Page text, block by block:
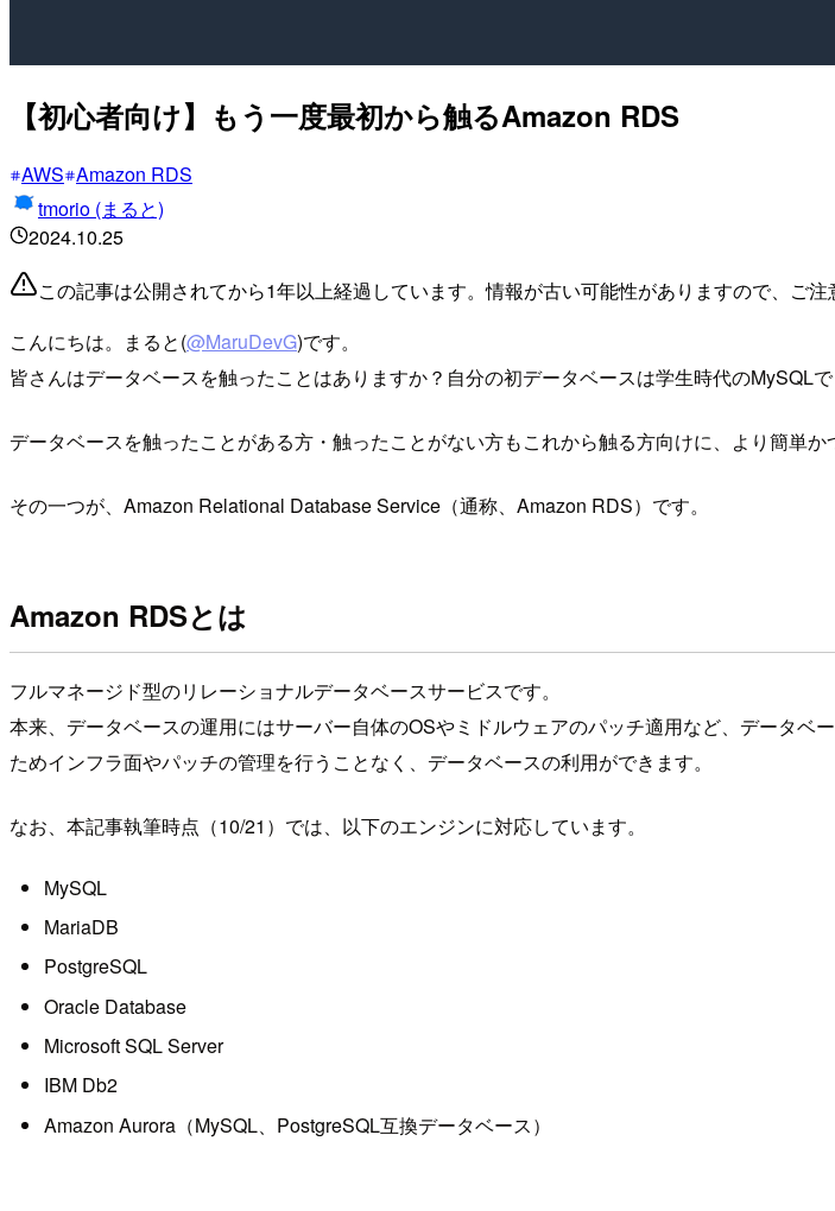
【初心者向け】もう一度最初から触るAmazon RDS
AWS Amazon RDS
tmorio (まると)
2024.10.25
この記事は公開されてから1年以上経過しています。情報が古い可能性がありますので、ご注
こんにちは。まると(@MaruDevG)です。
皆さんはデータベースを触ったことはありますか？自分の初データベースは学生時代のMySQLで
データベースを触ったことがある方・触ったことがない方もこれから触る方向けに、より簡単か
その一つが、Amazon Relational Database Service（通称、Amazon RDS）です。
Amazon RDSとは
フルマネージド型のリレーショナルデータベースサービスです。
本来、データベースの運用にはサーバー自体のOSやミドルウェアのパッチ適用など、データ
ためインフラ面やパッチの管理を行うことなく、データベースの利用ができます。
なお、本記事執筆時点（10/21）では、以下のエンジンに対応しています。
MySQL
MariaDB
PostgreSQL
Oracle Database
Microsoft SQL Server
IBM Db2
Amazon Aurora（MySQL、PostgreSQL互換データベース）